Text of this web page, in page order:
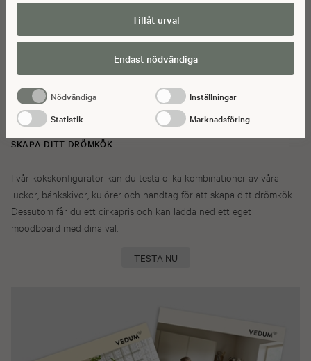
brottsbekämpande myndigheterna har fått tillgång till. Genom att godkänna
statistik och marknadsförings-cookies nedan bekräftar du att du samtycker
till att data överförs till tredje land.
Tillåt urval
Endast nödvändiga
Nödvändiga
Inställningar
Statistik
Marknadsföring
SKAPA DITT DRÖMKÖK
I vår kökskonfigurator kan du testa olika kombinationer av våra
luckor, bänkskivor, kulörer och handtag för att skapa ditt drömkök.
Dessutom får du ett cirkapris och kan ladda ned ett eget
moodboard med dina val.
TESTA NU